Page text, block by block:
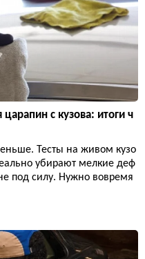
с кузова: итоги ч
Тесты на живом кузо
убирают мелкие деф
под силу. Нужно вовремя